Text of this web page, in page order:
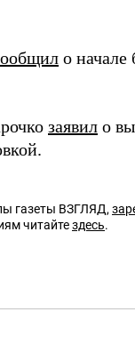
о начале
заявил о
газеты ВЗГЛЯД,
читайтездесь.